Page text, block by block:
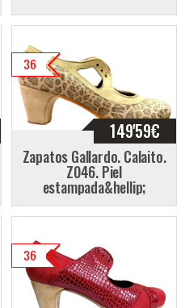
36
149'59€
Zapatos Gallardo. Calaito.
Z046. Piel
estampada&hellip;
36